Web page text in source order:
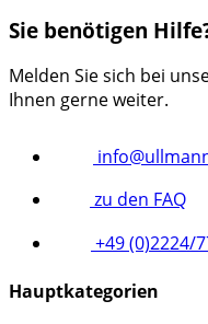
Sie benötigen
Melden Sie sich bei
Ihnen gerne weiter.
zu den FAQ
+49 (0)2224/
Hauptkategorien